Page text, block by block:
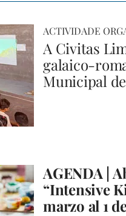
ACTIVIDADE
A Civitas
galaico-
Municipal
AGENDA |
“Intensive
marzo al 1